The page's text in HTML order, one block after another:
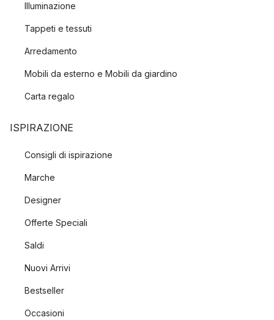
Illuminazione
Tappeti e tessuti
Arredamento
Mobili da esterno e Mobili da giardino
Carta regalo
ISPIRAZIONE
Consigli di ispirazione
Marche
Designer
Offerte Speciali
Saldi
Nuovi Arrivi
Bestseller
Occasioni